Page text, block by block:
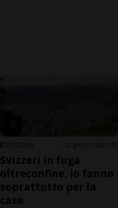
SVIZZERA 2 gior 106 143
Svizzeri in fuga
oltreconfine, lo fanno
soprattutto per la
casa